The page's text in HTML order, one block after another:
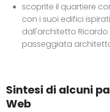
scoprite il quartiere
con i suoi edifici
dall'architetto Ricardo
passeggiata
Sintesi di alcuni
Web